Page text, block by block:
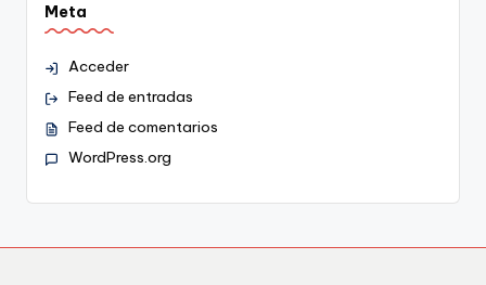
Meta
Acceder
Feed de entradas
Feed de comentarios
WordPress.org